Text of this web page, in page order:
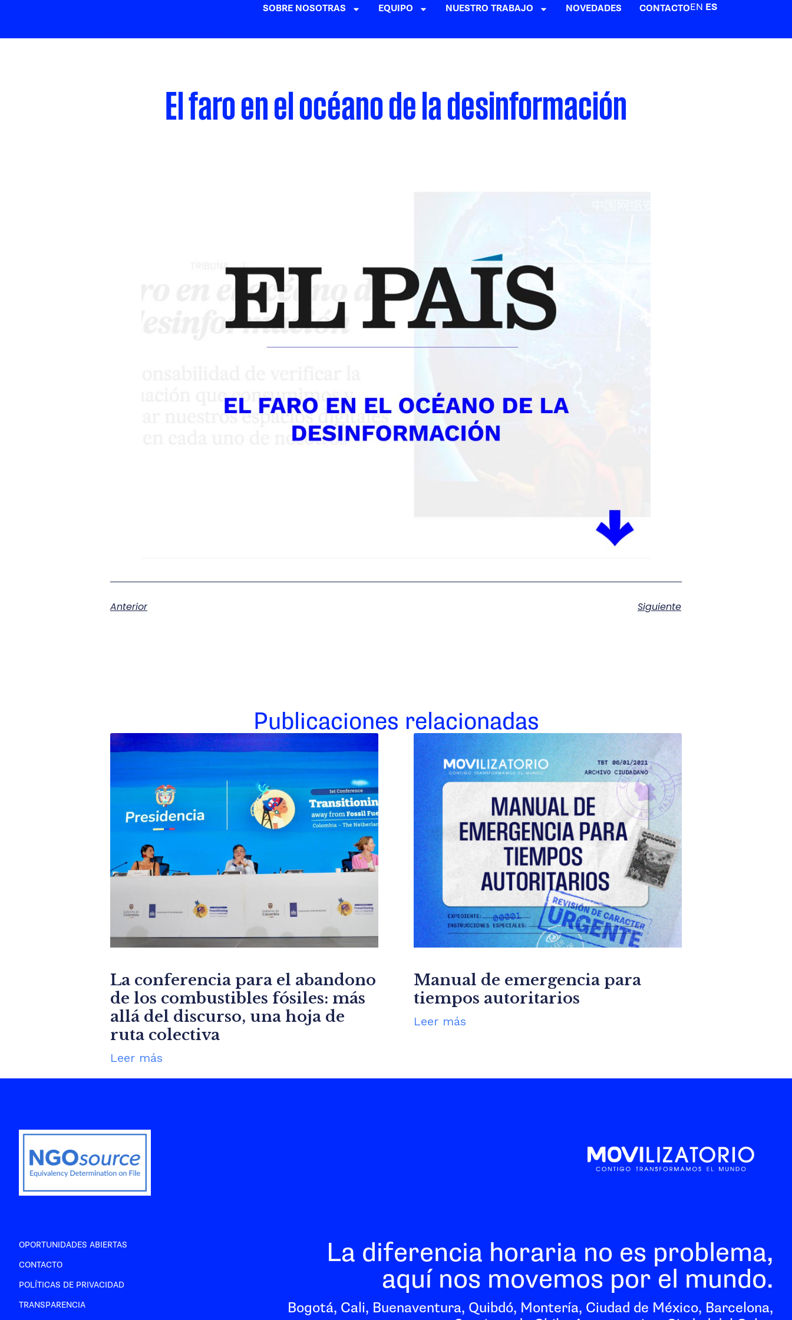
SOBRE NOSOTRAS EQUIPO NUESTRO TRABAJO NOVEDADES CONTACTOEN ES
El faro en el océano de la desinformación
Anterior Siguiente
Publicaciones relacionadas
La conferencia para el abandono
de los combustibles fósiles: más
allá del discurso, una hoja de
ruta colectiva
Leer más
Manual de emergencia para
tiempos autoritarios
Leer más
OPORTUNIDADES ABIERTAS
CONTACTO
POLÍTICAS DE PRIVACIDAD
TRANSPARENCIA
La diferencia horaria no es problema,
aquí nos movemos por el mundo.
Bogotá, Cali, Buenaventura, Quibdó, Montería, Ciudad de México, Barcelona,